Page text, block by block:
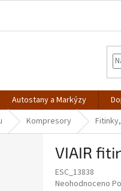
Autostany a Markýzy
Kompresory
VIAIR
ESC_13838
Průměrné
Neohodnoceno